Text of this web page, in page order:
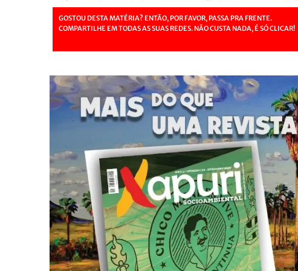
GOSTOU DESTA MATÉRIA? ENTÃO, POR FAVOR, PASSA PRA FRENTE.
COMPARTILHE EM TODAS AS SUAS REDES. NÃO CUSTA NADA, É SÓ CLICAR!